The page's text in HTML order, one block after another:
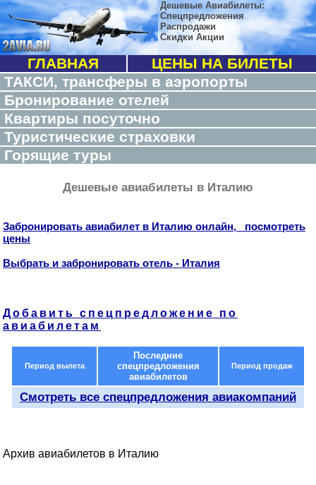
Дешевые Авиабилеты:
Спецпредложения
Распродажи
Скидки Акции
ГЛАВНАЯ
ЦЕНЫ НА БИЛЕТЫ
ТАКСИ, трансферы в аэропорты
Бронирование отелей
Квартиры посуточно
Туристические страховки
Горящие туры
Дешевые авиабилеты в Италию
Забронировать авиабилет в Италию онлайн, посмотреть
цены
Выбрать и забронировать отель - Италия
Добавить спецпредложение по
авиабилетам
Период вылета
Последние
спецпредложения
авиабилетов
Период продаж
Смотреть все спецпредложения авиакомпаний
Архив авиабилетов в Италию